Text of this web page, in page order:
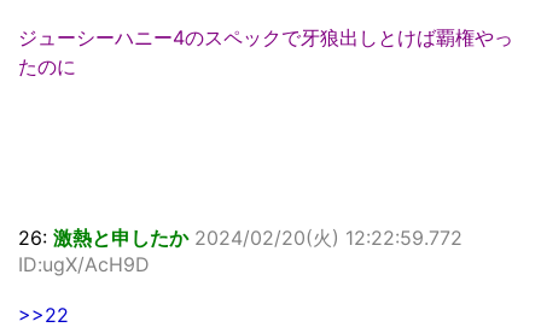
ジューシーハニー4のスペックで牙狼出しとけば覇権やっ
たのに
26: 激熱と申したか 2024/02/20(火) 12:22:59.772
ID:ugX/AcH9D
>>22